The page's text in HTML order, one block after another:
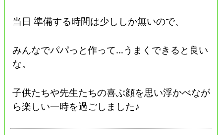
当日 準備する時間は少ししか無いので、
みんなでパパっと作って…うまくできると良い
な。
子供たちや先生たちの喜ぶ顔を思い浮かべなが
ら楽しい一時を過ごしました♪